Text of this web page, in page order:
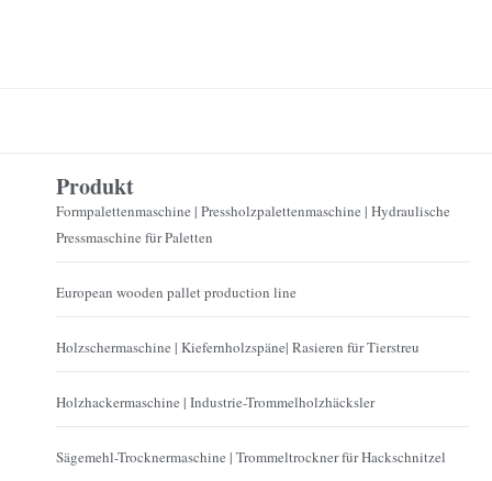
Produkt
Formpalettenmaschine | Pressholzpalettenmaschine | Hydraulische
Pressmaschine für Paletten
European wooden pallet production line
Holzschermaschine | Kiefernholzspäne| Rasieren für Tierstreu
Holzhackermaschine | Industrie-Trommelholzhäcksler
Sägemehl-Trocknermaschine | Trommeltrockner für Hackschnitzel